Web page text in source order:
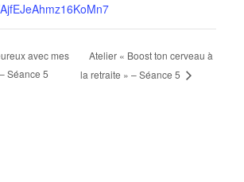
avec mes
Séance 5
Atelier « Boost ton cerveau à
la retraite » – Séance 5